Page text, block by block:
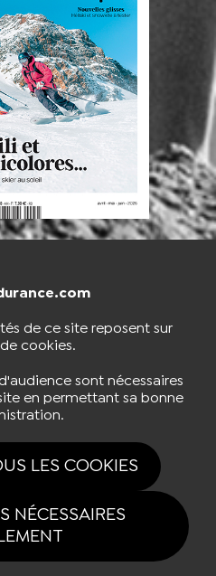
de ce site reposent sur
de cookies.
sont nécessaires
en permettant sa bonne
LES COOKIES
NÉCESSAIRES
BOUTIQUE
2026 |
des cookies